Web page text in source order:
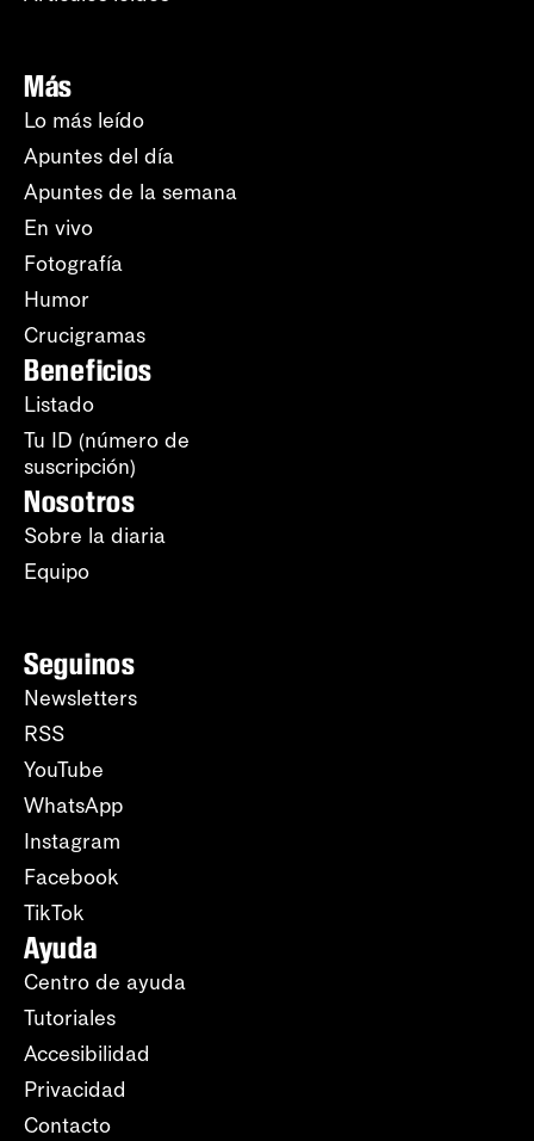
Más
Lo más leído
Apuntes del día
Apuntes de la semana
En vivo
Fotografía
Humor
Crucigramas
Beneficios
Listado
Tu ID (número de
suscripción)
Nosotros
Sobre la diaria
Equipo
Seguinos
Newsletters
RSS
YouTube
WhatsApp
Instagram
Facebook
TikTok
Ayuda
Centro de ayuda
Tutoriales
Accesibilidad
Privacidad
Contacto